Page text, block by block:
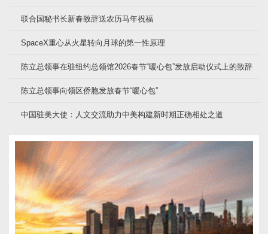
联合国秘书长新春致辞送农历马年祝福
SpaceX重心从火星转向月球的第一性原理
陈立总领事在驻纽约总领馆2026春节“暖心包”发放启动仪式上的致辞
陈立总领事向领区侨胞发放春节“暖心包”
中国驻美大使：人文交流助力中美构建新时期正确相处之道